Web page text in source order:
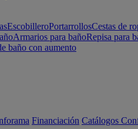
EscobilleroPortarrollosCestas de
Armarios para bañoRepisa para
baño con aumento
Financiación Catálogos